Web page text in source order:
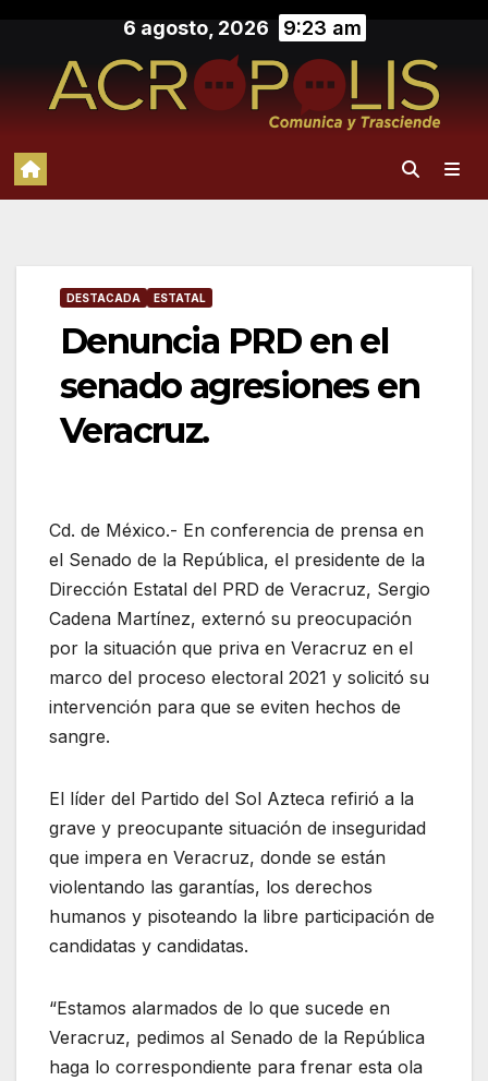
contenido
6 agosto, 2026 9:23 am
DESTACADA ESTATAL
Denuncia PRD en el
senado agresiones en
Veracruz.
Cd. de México.- En conferencia de prensa en
el Senado de la República, el presidente de la
Dirección Estatal del PRD de Veracruz, Sergio
Cadena Martínez, externó su preocupación
por la situación que priva en Veracruz en el
marco del proceso electoral 2021 y solicitó su
intervención para que se eviten hechos de
sangre.
El líder del Partido del Sol Azteca refirió a la
grave y preocupante situación de inseguridad
que impera en Veracruz, donde se están
violentando las garantías, los derechos
humanos y pisoteando la libre participación de
candidatas y candidatas.
“Estamos alarmados de lo que sucede en
Veracruz, pedimos al Senado de la República
haga lo correspondiente para frenar esta ola